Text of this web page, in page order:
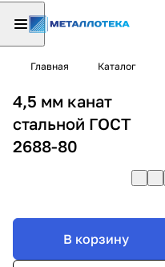
Главная Каталог
4,5 мм канат
стальной ГОСТ
2688-80
В корзину